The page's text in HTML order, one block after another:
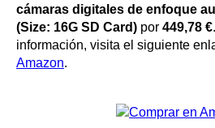
cámaras digitales de enfoque
(Size: 16G SD Card) por 449,78 €
información, visita el siguiente
Amazon.